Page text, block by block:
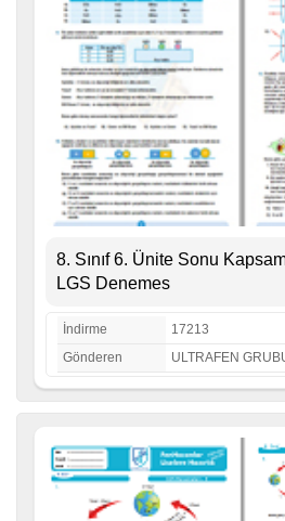
8. Sınıf 6. Ünite Sonu
LGS Denemes
İndirme
17213
Gönderen
ULTRAFEN